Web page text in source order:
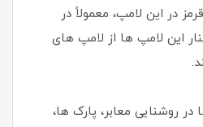
در این لامپ، معمولاً در
این لامپ‌ ها از لامپ‌ های
روشنایی معابر، پارک ها،